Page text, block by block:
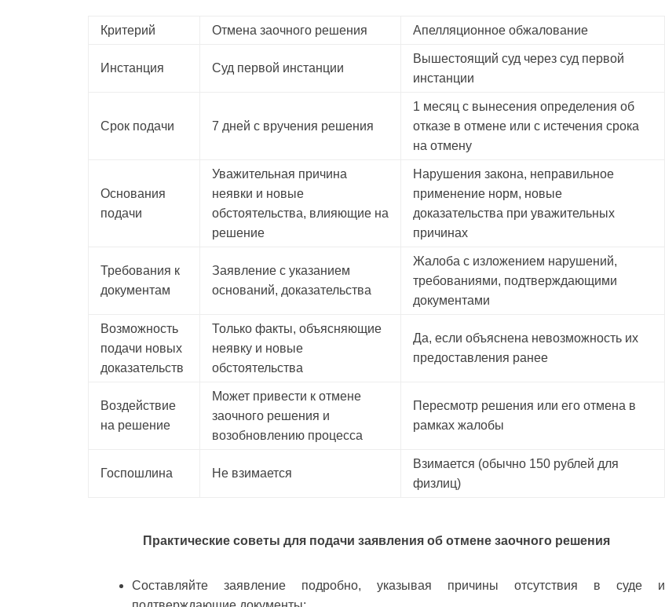
Критерий Отмена заочного решения Апелляционное обжалование
Инстанция Суд первой инстанции
Вышестоящий суд через суд первой
инстанции
Срок подачи 7 дней с вручения решения
1 месяц с вынесения определения об
отказе в отмене или с истечения срока
на отмену
Основания
подачи
Уважительная причина
неявки и новые
обстоятельства, влияющие на
решение
Нарушения закона, неправильное
применение норм, новые
доказательства при уважительных
причинах
Требования к
документам
Заявление с указанием
оснований, доказательства
Жалоба с изложением нарушений,
требованиями, подтверждающими
документами
Возможность
подачи новых
доказательств
Только факты, объясняющие
неявку и новые
обстоятельства
Да, если объяснена невозможность их
предоставления ранее
Воздействие
на решение
Может привести к отмене
заочного решения и
возобновлению процесса
Пересмотр решения или его отмена в
рамках жалобы
Госпошлина Не взимается
Взимается (обычно 150 рублей для
физлиц)
Практические советы для подачи заявления об отмене заочного решения
Составляйте заявление подробно, указывая причины отсутствия в суде и